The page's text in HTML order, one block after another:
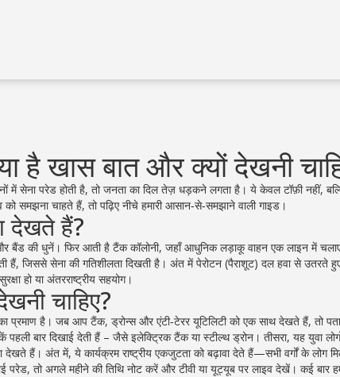
है खास बात और क्यों देखनी
में सेना परेड होती है, तो जनता का दिल तेज़ धड़कने लगता है। ये केवल टॉफ़ी नहीं,
समझना चाहते हैं, तो पढ़िए नीचे हमारी आसान‑से‑समझाने वाली गाइड।
देखते हैं?
की धुनें। फिर आती है टैंक कॉलोनी, जहाँ आधुनिक लड़ाकू वाहन एक लाइन में चलाए
हैं, जिससे सेना की गतिशीलता दिखती है। अंत में पेरोटन (पैराशूट) दल हवा से उतरते
हो या अंतरराष्ट्रीय सहयोग।
चाहिए?
प्रमाण है। जब आप टैंक, ड्रोन्स और एंटी‑टेरर यूटिलिटी को एक साथ देखते हैं, तो पता
बार दिखाई देती हैं – जैसे इलेक्ट्रिक टैंक या स्टील्थ ड्रोन। तीसरा, यह युवा
देखते हैं। अंत में, ये कार्यक्रम राष्ट्रीय एकजुटता को बढ़ावा देते हैं—सभी वर्गों के लोग
तो अगले महीने की तिथि नोट करें और टीवी या यूट्यूब पर लाइव देखें। कई बार